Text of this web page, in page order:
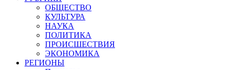
ОБЩЕСТВО
КУЛЬТУРА
НАУКА
ПОЛИТИКА
ПРОИСШЕСТВИЯ
ЭКОНОМИКА
РЕГИОНЫ